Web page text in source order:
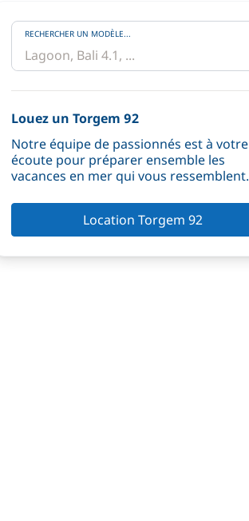
RECHERCHER UN MODÈLE...
Louez un Torgem 92
Notre équipe de passionnés est à votre
écoute pour préparer ensemble les
vacances en mer qui vous ressemblent.
Location Torgem 92